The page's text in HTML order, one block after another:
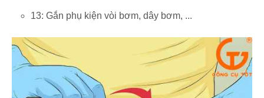
13: Gắn phụ kiện vòi bơm, dây bơm, ...